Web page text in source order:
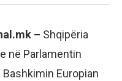
– Shqipëria
në Parlamentin
Europian